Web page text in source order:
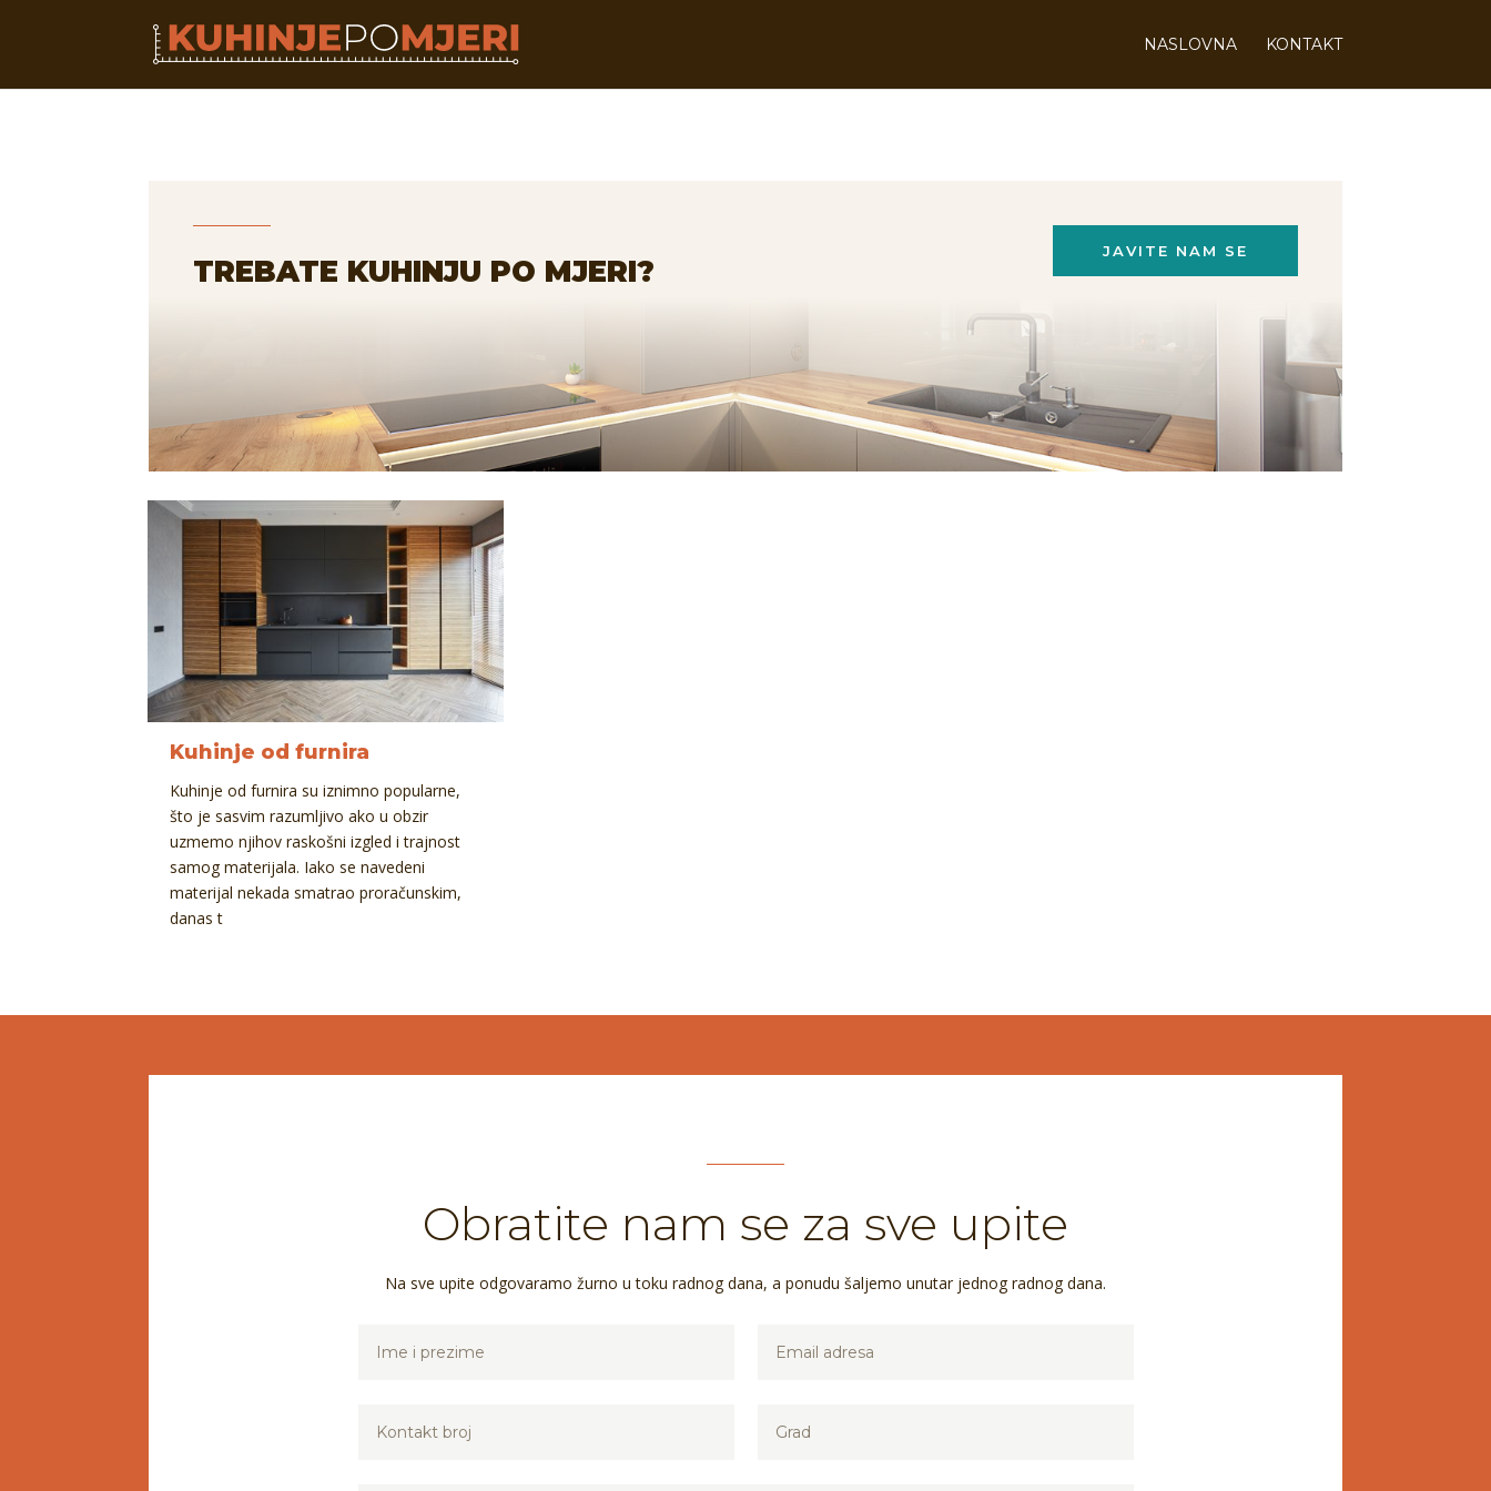
NASLOVNA KONTAKT
TREBATE KUHINJU PO MJERI?
JAVITE NAM SE
Kuhinje od furnira
Kuhinje od furnira su iznimno popularne,
što je sasvim razumljivo ako u obzir
uzmemo njihov raskošni izgled i trajnost
samog materijala. Iako se navedeni
materijal nekada smatrao proračunskim,
danas t
Obratite nam se za sve upite
Na sve upite odgovaramo žurno u toku radnog dana, a ponudu šaljemo unutar jednog radnog dana.